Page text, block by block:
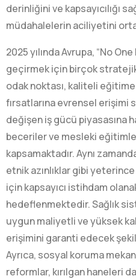
derinliğini ve kapsayıcılığı
müdahalelerin aciliyetini
2025 yılında Avrupa, “No
geçirmek için birçok
odak noktası, kaliteli
fırsatlarına evrensel erişimi
değişen iş gücü piyasasına
beceriler ve mesleki
kapsamaktadır. Aynı
etnik azınlıklar gibi
için kapsayıcı istihdam
hedeflenmektedir. Sağlık
uygun maliyetli ve yüksek
erişimini garanti edecek
Ayrıca, sosyal koruma
reformlar, kırılgan haneleri